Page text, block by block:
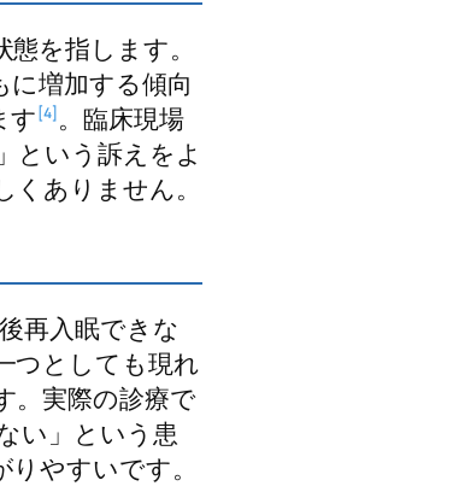
を指します。
増加する傾向
す [4] 。臨床現場
という訴えをよ
ありません。
再入眠できな
つとしても現れ
。実際の診療で
い」という患
やすいです。